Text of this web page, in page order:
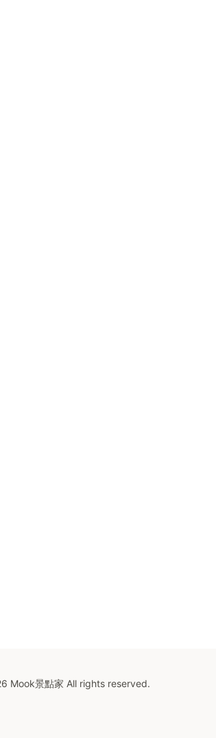
Mook景點家 All rights reserved.